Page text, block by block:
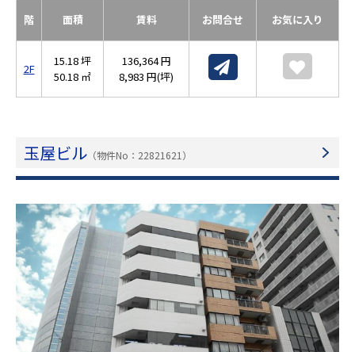
階 面積 賃料 お問合せ お気に入り
2F
15.18 坪
50.18 ㎡
136,364 円
8,983 円(坪)
玉屋ビル （物件No：22821621）